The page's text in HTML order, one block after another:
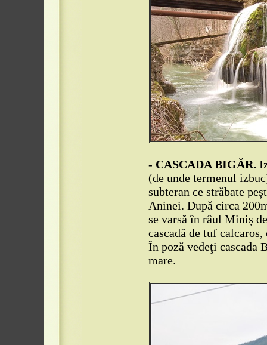
- CASCADA BIGĂR.
(de unde termenul
subteran ce străbate
Aninei. După circa
se varsă în râul Miniș
cascadă de tuf
În poză vedeţi cascada
mare.